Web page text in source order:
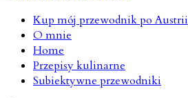
Kup mój przewodnik po Austrii
O mnie
Home
Przepisy kulinarne
Subiektywne przewodniki